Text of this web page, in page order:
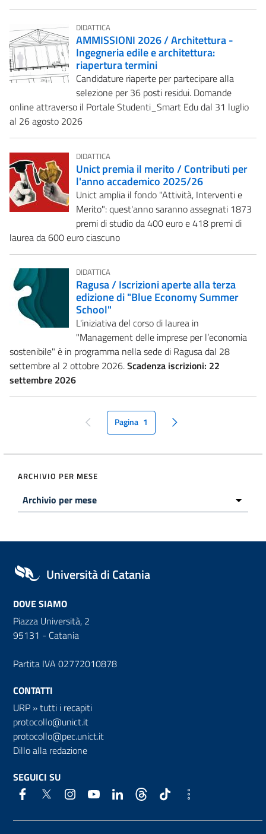
DIDATTICA
AMMISSIONI 2026 / Architettura -
Ingegneria edile e architettura:
riapertura termini
Candidature riaperte per partecipare alla
selezione per 36 posti residui. Domande
online attraverso il Portale Studenti_Smart Edu dal 31 luglio
al 26 agosto 2026
DIDATTICA
Unict premia il merito / Contributi per
l'anno accademico 2025/26
Unict amplia il fondo "Attività, Interventi e
Merito": quest'anno saranno assegnati 1873
premi di studio da 400 euro e 418 premi di
laurea da 600 euro ciascuno
DIDATTICA
Ragusa / Iscrizioni aperte alla terza
edizione di "Blue Economy Summer
School"
L'iniziativa del corso di laurea in
"Management delle imprese per l’economia
sostenibile" è in programma nella sede di Ragusa dal 28
settembre al 2 ottobre 2026.Scadenza iscrizioni: 22
settembre 2026
pagina precedente
Pagina 1 pagina seguente
ARCHIVIO PER MESE
Università di Catania
DOVE SIAMO
Piazza Università, 2
95131 - Catania
Partita IVA 02772010878
CONTATTI
URP »tutti i recapiti
protocollo@unict.it
protocollo@pec.unict.it
Dillo alla redazione
SEGUICI SU